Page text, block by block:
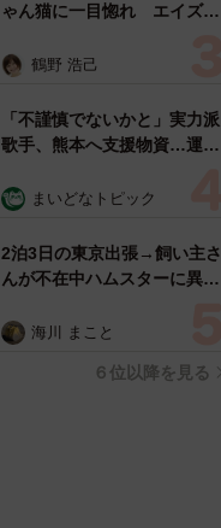
ゃん猫に一目惚れ エイズだ
暮らすと「おじ猫」だって可
鶴野 浩己
「不謹慎でないかと」実力派
歌手、熊本へ支援物資…運搬
めらい 「痛いほど伝わる」
まいどなトピック
2泊3日の東京出張→飼い主さ
んが不在中ハムスターに異
「急に老けた？」【漫画】
海川 まこと
６位以降を見る